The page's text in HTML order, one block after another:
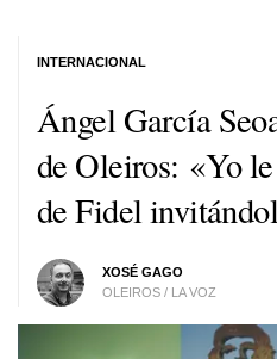
Ángel García
de Oleiros: «Yo
de Fidel
XOSÉ GAGO
OLEIROS / LA VOZ
INTERNACIONAL